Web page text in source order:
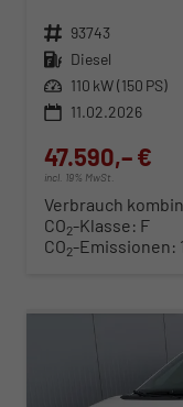
Fahrzeugnr. 93743
Kraftstoff Diesel
Leistung 110 kW (150 PS)
11.02.2026
47.590,– €
incl. 19% MwSt.
Verbrauch
CO2-Klasse: F
CO2-Emissionen: